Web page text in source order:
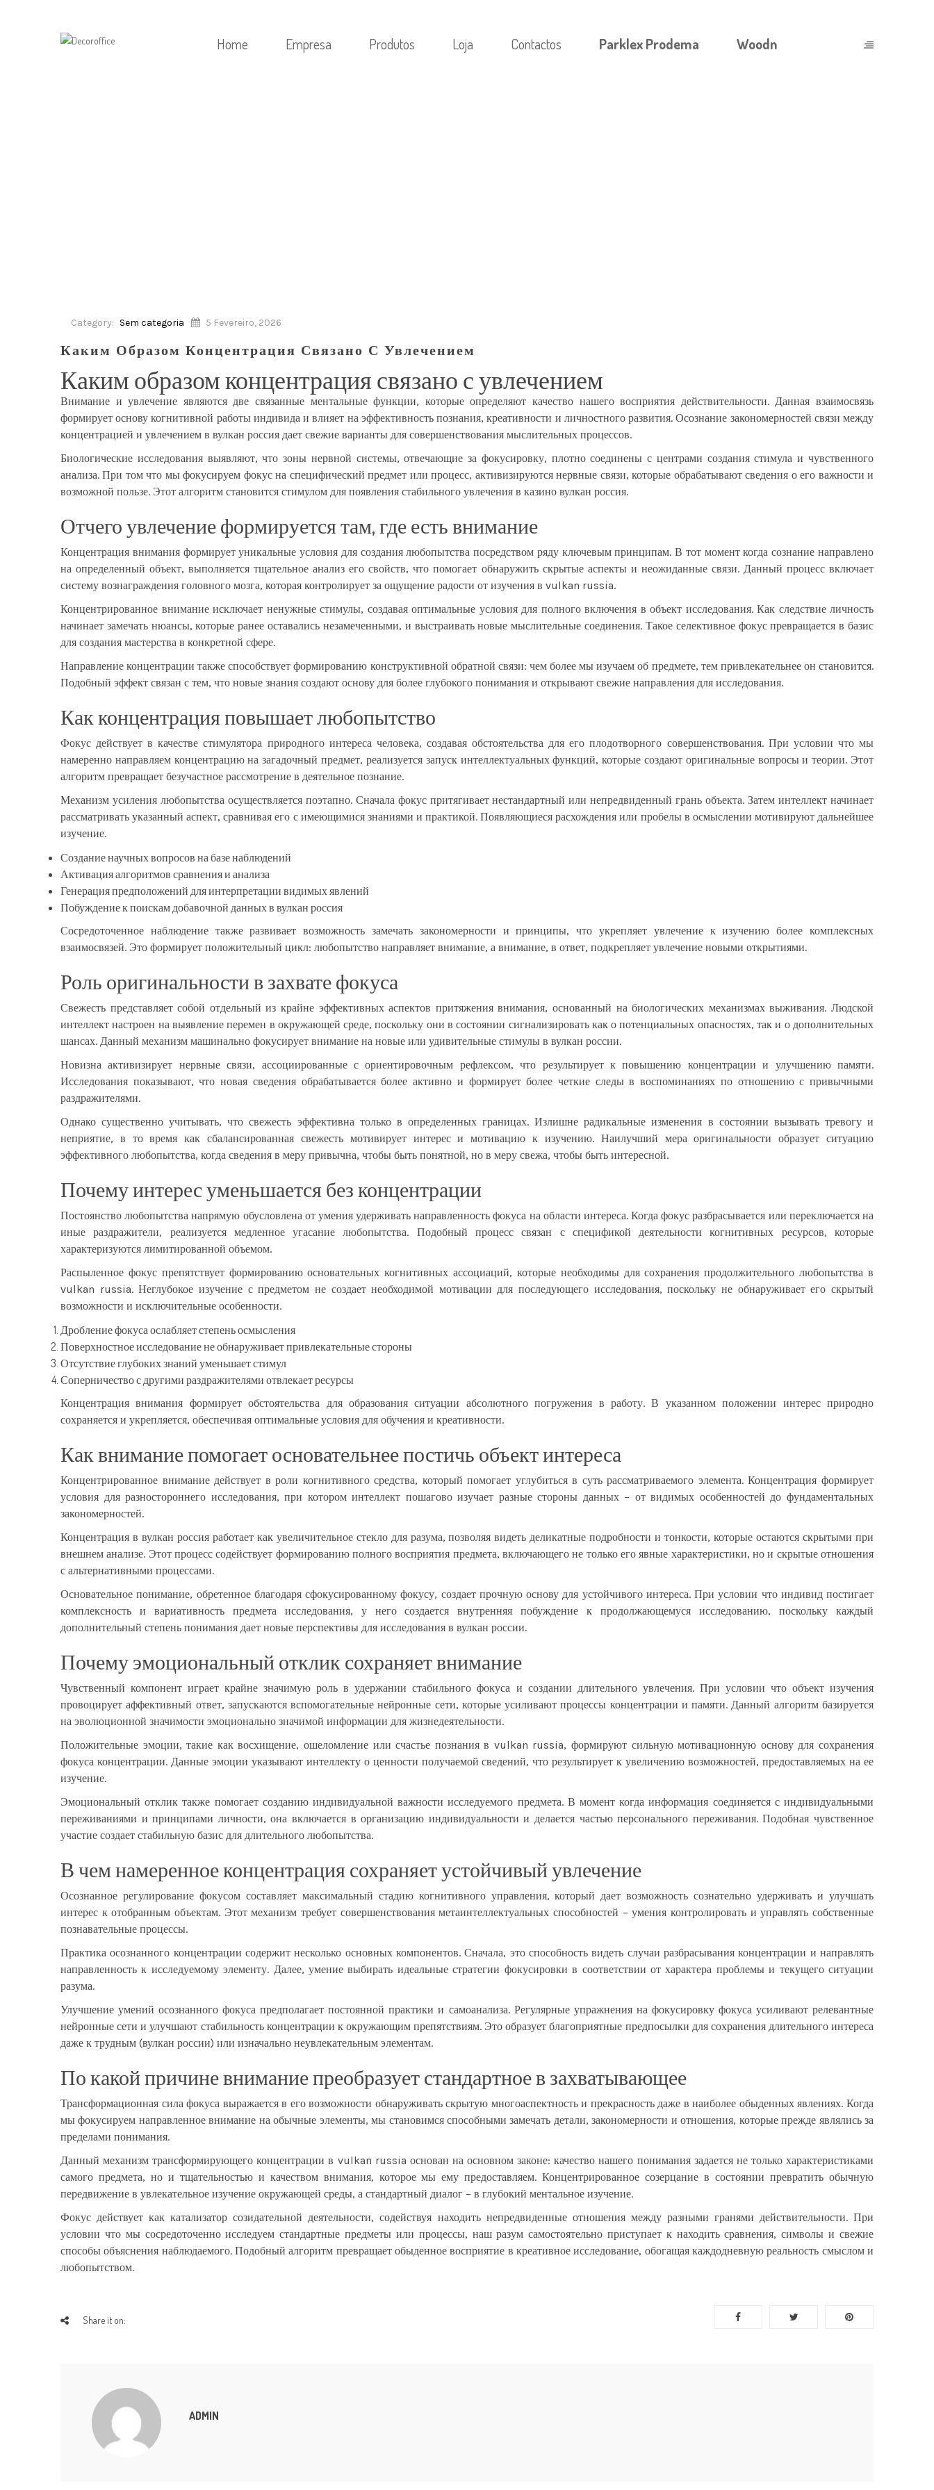
Home Empresa Produtos Loja Contactos Parklex Prodema Woodn
Category: Sem categoria 5 Fevereiro, 2026
Каким Образом Концентрация Связано С Увлечением
Каким образом концентрация связано с увлечением
Внимание и увлечение являются две связанные ментальные функции, которые определяют качество нашего восприятия действительности. Данная взаимосвязь
формирует основу когнитивной работы индивида и влияет на эффективность познания, креативности и личностного развития. Осознание закономерностей связи между
концентрацией и увлечением в вулкан россия дает свежие варианты для совершенствования мыслительных процессов.
Биологические исследования выявляют, что зоны нервной системы, отвечающие за фокусировку, плотно соединены с центрами создания стимула и чувственного
анализа. При том что мы фокусируем фокус на специфический предмет или процесс, активизируются нервные связи, которые обрабатывают сведения о его важности и
возможной пользе. Этот алгоритм становится стимулом для появления стабильного увлечения в казино вулкан россия.
Отчего увлечение формируется там, где есть внимание
Концентрация внимания формирует уникальные условия для создания любопытства посредством ряду ключевым принципам. В тот момент когда сознание направлено
на определенный объект, выполняется тщательное анализ его свойств, что помогает обнаружить скрытые аспекты и неожиданные связи. Данный процесс включает
систему вознаграждения головного мозга, которая контролирует за ощущение радости от изучения в vulkan russia.
Концентрированное внимание исключает ненужные стимулы, создавая оптимальные условия для полного включения в объект исследования. Как следствие личность
начинает замечать нюансы, которые ранее оставались незамеченными, и выстраивать новые мыслительные соединения. Такое селективное фокус превращается в базис
для создания мастерства в конкретной сфере.
Направление концентрации также способствует формированию конструктивной обратной связи: чем более мы изучаем об предмете, тем привлекательнее он становится.
Подобный эффект связан с тем, что новые знания создают основу для более глубокого понимания и открывают свежие направления для исследования.
Как концентрация повышает любопытство
Фокус действует в качестве стимулятора природного интереса человека, создавая обстоятельства для его плодотворного совершенствования. При условии что мы
намеренно направляем концентрацию на загадочный предмет, реализуется запуск интеллектуальных функций, которые создают оригинальные вопросы и теории. Этот
алгоритм превращает безучастное рассмотрение в деятельное познание.
Механизм усиления любопытства осуществляется поэтапно. Сначала фокус притягивает нестандартный или непредвиденный грань объекта. Затем интеллект начинает
рассматривать указанный аспект, сравнивая его с имеющимися знаниями и практикой. Появляющиеся расхождения или пробелы в осмыслении мотивируют дальнейшее
изучение.
Создание научных вопросов на базе наблюдений
Активация алгоритмов сравнения и анализа
Генерация предположений для интерпретации видимых явлений
Побуждение к поискам добавочной данных в вулкан россия
Сосредоточенное наблюдение также развивает возможность замечать закономерности и принципы, что укрепляет увлечение к изучению более комплексных
взаимосвязей. Это формирует положительный цикл: любопытство направляет внимание, а внимание, в ответ, подкрепляет увлечение новыми открытиями.
Роль оригинальности в захвате фокуса
Свежесть представляет собой отдельный из крайне эффективных аспектов притяжения внимания, основанный на биологических механизмах выживания. Людской
интеллект настроен на выявление перемен в окружающей среде, поскольку они в состоянии сигнализировать как о потенциальных опасностях, так и о дополнительных
шансах. Данный механизм машинально фокусирует внимание на новые или удивительные стимулы в вулкан россии.
Новизна активизирует нервные связи, ассоциированные с ориентировочным рефлексом, что результирует к повышению концентрации и улучшению памяти.
Исследования показывают, что новая сведения обрабатывается более активно и формирует более четкие следы в воспоминаниях по отношению с привычными
раздражителями.
Однако существенно учитывать, что свежесть эффективна только в определенных границах. Излишне радикальные изменения в состоянии вызывать тревогу и
неприятие, в то время как сбалансированная свежесть мотивирует интерес и мотивацию к изучению. Наилучший мера оригинальности образует ситуацию
эффективного любопытства, когда сведения в меру привычна, чтобы быть понятной, но в меру свежа, чтобы быть интересной.
Почему интерес уменьшается без концентрации
Постоянство любопытства напрямую обусловлена от умения удерживать направленность фокуса на области интереса. Когда фокус разбрасывается или переключается на
иные раздражители, реализуется медленное угасание любопытства. Подобный процесс связан с спецификой деятельности когнитивных ресурсов, которые
характеризуются лимитированной объемом.
Распыленное фокус препятствует формированию основательных когнитивных ассоциаций, которые необходимы для сохранения продолжительного любопытства в
vulkan russia. Неглубокое изучение с предметом не создает необходимой мотивации для последующего исследования, поскольку не обнаруживает его скрытый
возможности и исключительные особенности.
Дробление фокуса ослабляет степень осмысления
Поверхностное исследование не обнаруживает привлекательные стороны
Отсутствие глубоких знаний уменьшает стимул
Соперничество с другими раздражителями отвлекает ресурсы
Концентрация внимания формирует обстоятельства для образования ситуации абсолютного погружения в работу. В указанном положении интерес природно
сохраняется и укрепляется, обеспечивая оптимальные условия для обучения и креативности.
Как внимание помогает основательнее постичь объект интереса
Концентрированное внимание действует в роли когнитивного средства, который помогает углубиться в суть рассматриваемого элемента. Концентрация формирует
условия для разностороннего исследования, при котором интеллект пошагово изучает разные стороны данных – от видимых особенностей до фундаментальных
закономерностей.
Концентрация в вулкан россия работает как увеличительное стекло для разума, позволяя видеть деликатные подробности и тонкости, которые остаются скрытыми при
внешнем анализе. Этот процесс содействует формированию полного восприятия предмета, включающего не только его явные характеристики, но и скрытые отношения
с альтернативными процессами.
Основательное понимание, обретенное благодаря сфокусированному фокусу, создает прочную основу для устойчивого интереса. При условии что индивид постигает
комплексность и вариативность предмета исследования, у него создается внутренняя побуждение к продолжающемуся исследованию, поскольку каждый
дополнительный степень понимания дает новые перспективы для исследования в вулкан россии.
Почему эмоциональный отклик сохраняет внимание
Чувственный компонент играет крайне значимую роль в удержании стабильного фокуса и создании длительного увлечения. При условии что объект изучения
провоцирует аффективный ответ, запускаются вспомогательные нейронные сети, которые усиливают процессы концентрации и памяти. Данный алгоритм базируется
на эволюционной значимости эмоционально значимой информации для жизнедеятельности.
Положительные эмоции, такие как восхищение, ошеломление или счастье познания в vulkan russia, формируют сильную мотивационную основу для сохранения
фокуса концентрации. Данные эмоции указывают интеллекту о ценности получаемой сведений, что результирует к увеличению возможностей, предоставляемых на ее
изучение.
Эмоциональный отклик также помогает созданию индивидуальной важности исследуемого предмета. В момент когда информация соединяется с индивидуальными
переживаниями и принципами личности, она включается в организацию индивидуальности и делается частью персонального переживания. Подобная чувственное
участие создает стабильную базис для длительного любопытства.
В чем намеренное концентрация сохраняет устойчивый увлечение
Осознанное регулирование фокусом составляет максимальный стадию когнитивного управления, который дает возможность сознательно удерживать и улучшать
интерес к отобранным объектам. Этот механизм требует совершенствования метаинтеллектуальных способностей – умения контролировать и управлять собственные
познавательные процессы.
Практика осознанного концентрации содержит несколько основных компонентов. Сначала, это способность видеть случаи разбрасывания концентрации и направлять
направленность к исследуемому элементу. Далее, умение выбирать идеальные стратегии фокусировки в соответствии от характера проблемы и текущего ситуации
разума.
Улучшение умений осознанного фокуса предполагает постоянной практики и самоанализа. Регулярные упражнения на фокусировку фокуса усиливают релевантные
нейронные сети и улучшают стабильность концентрации к окружающим препятствиям. Это образует благоприятные предпосылки для сохранения длительного интереса
даже к трудным (вулкан россии) или изначально неувлекательным элементам.
По какой причине внимание преобразует стандартное в захватывающее
Трансформационная сила фокуса выражается в его возможности обнаруживать скрытую многоаспектность и прекрасность даже в наиболее обыденных явлениях. Когда
мы фокусируем направленное внимание на обычные элементы, мы становимся способными замечать детали, закономерности и отношения, которые прежде являлись за
пределами понимания.
Данный механизм трансформирующего концентрации в vulkan russia основан на основном законе: качество нашего понимания задается не только характеристиками
самого предмета, но и тщательностью и качеством внимания, которое мы ему предоставляем. Концентрированное созерцание в состоянии превратить обычную
передвижение в увлекательное изучение окружающей среды, а стандартный диалог – в глубокий ментальное изучение.
Фокус действует как катализатор созидательной деятельности, содействуя находить непредвиденные отношения между разными гранями действительности. При
условии что мы сосредоточенно исследуем стандартные предметы или процессы, наш разум самостоятельно приступает к находить сравнения, символы и свежие
способы объяснения наблюдаемого. Подобный алгоритм превращает обыденное восприятие в креативное исследование, обогащая каждодневную реальность смыслом и
любопытством.
Share it on:
ADMIN